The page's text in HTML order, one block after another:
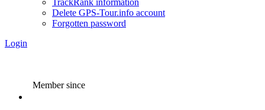
Delete GPS-Tour.info account
Forgotten password
Login
Member since